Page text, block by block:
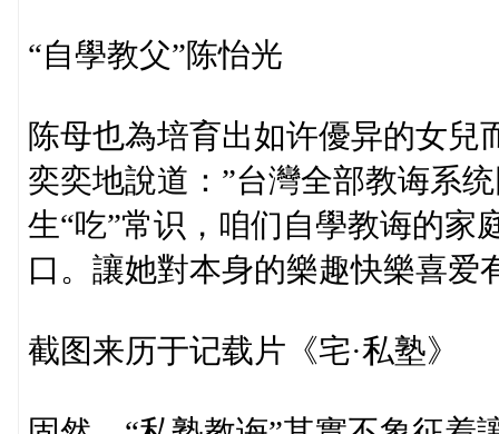
“自學教父”陈怡光
陈母也為培育出如许優异的女兒
奕奕地說道：”台灣全部教诲系
生“吃”常识，咱们自學教诲的家
口。讓她對本身的樂趣快樂喜爱
截图来历于记载片《宅·私塾》